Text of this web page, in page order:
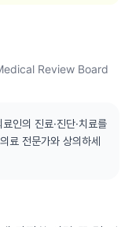
Review Board
인의 진료·진단·치료를
료 전문가와 상의하세